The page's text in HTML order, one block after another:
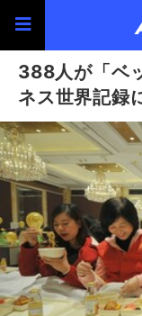
388人が「ベ
ネス世界記録